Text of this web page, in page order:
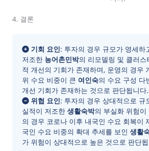
4. 결론
기회 요인: 투자의 경우 규모가 영세하
저조한 농어촌민박의 리모델링 및 클러스
적 개선의 기회가 존재하며, 운영의 경우
위 수요 비중이 큰 여인숙의 수요 구성 다
개선 기회가 존재하는 것으로 판단됩니다.
위협 요인: 투자의 경우 상대적으로 규
실적이 저조한 생활숙박의 부실화 위험이
의 경우 코로나 이후 내국인 수요 회복이
국인 수요 비중의 확대 추세를 보인 생활
가 위험이 상대적으로 높은 것으로 판단